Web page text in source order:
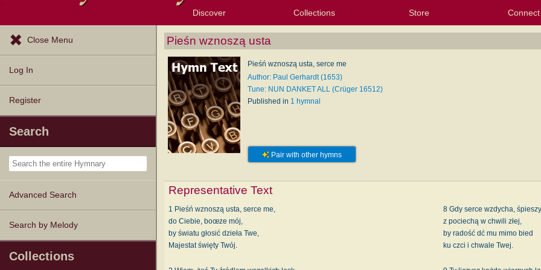
Discover
Browse Resources
Exploration Tools
Topics
Popular Texts
Popular Tunes
Lectionary
Collections Store Connect
Close Menu
Log In
Register
Search
Advanced Search
Search by Melody
Collections
Pieśn wznoszą usta
Pieśń wznoszą usta, serce me
Author: Paul Gerhardt (1653)
Tune: NUN DANKET ALL (Crüger 16512)
Published in 1 hymnal
Pair with other hymns
Representative Text
1 Pieśń wznoszą usta, serce me,
do Ciebie, boœze mój,
by światu głosić dzieła Twe,
Majestat święty Twój.
8 Gdy serce wzdycha,
z pociechą w chwili złej,
by radość dć mu mimo bied
ku czci i chwale Twej.